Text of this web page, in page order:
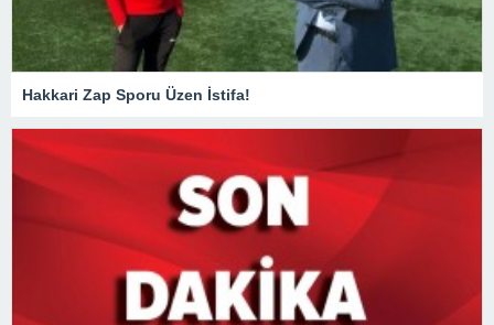
Hakkari Zap Sporu Üzen İstifa!